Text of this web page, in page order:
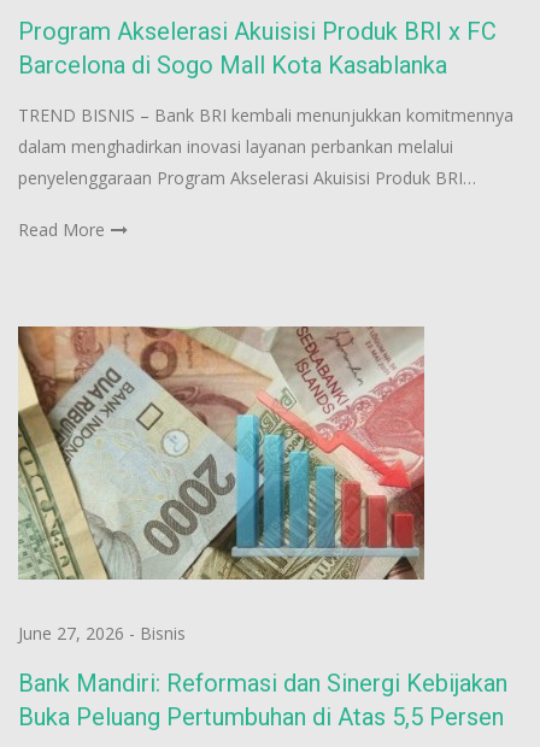
Program Akselerasi Akuisisi Produk BRI x FC
Barcelona di Sogo Mall Kota Kasablanka
TREND BISNIS – Bank BRI kembali menunjukkan komitmennya
dalam menghadirkan inovasi layanan perbankan melalui
penyelenggaraan Program Akselerasi Akuisisi Produk BRI…
Read More
June 27, 2026 - Bisnis
Bank Mandiri: Reformasi dan Sinergi Kebijakan
Buka Peluang Pertumbuhan di Atas 5,5 Persen